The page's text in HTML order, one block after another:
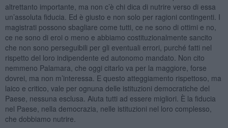
altrettanto importante, ma non c’è chi dica di nutrire verso di essa
un’assoluta fiducia. Ed è giusto e non solo per ragioni contingenti. I
magistrati possono sbagliare come tutti, ce ne sono di ottimi e no,
ce ne sono di eroi o meno e abbiamo costituzionalmente sancito
che non sono perseguibili per gli eventuali errori, purché fatti nel
rispetto del loro indipendente ed autonomo mandato. Non cito
nemmeno Palamara, che oggi citarlo va per la maggiore, forse
dovrei, ma non m’interessa. E questo atteggiamento rispettoso, ma
laico e critico, vale per ognuna delle istituzioni democratiche del
Paese, nessuna esclusa. Aiuta tutti ad essere migliori. È la fiducia
nel Paese, nella democrazia, nelle istituzioni nel loro complesso,
che dobbiamo nutrire.